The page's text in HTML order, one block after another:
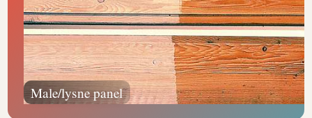
Male/lysne panel